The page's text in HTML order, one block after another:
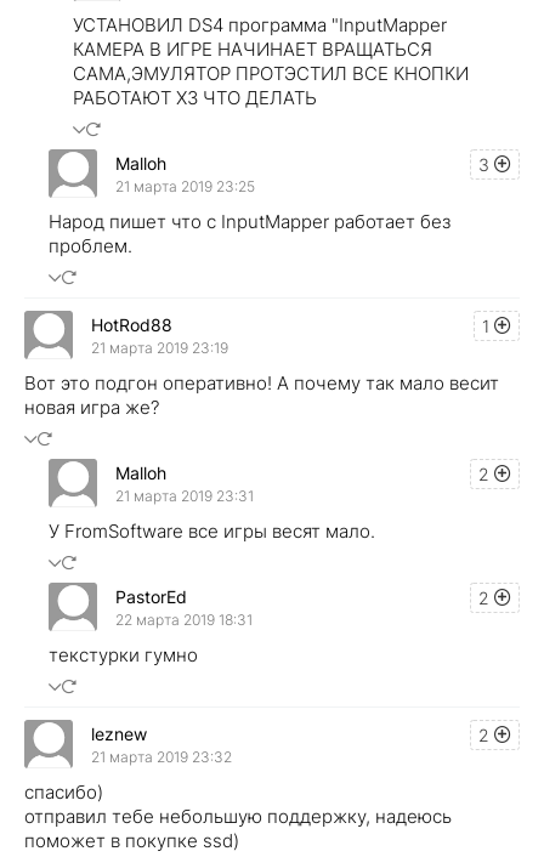
УСТАНОВИЛ DS4 программа "InputMapper
КАМЕРА В ИГРЕ НАЧИНАЕТ ВРАЩАТЬСЯ
САМА,ЭМУЛЯТОР ПРОТЭСТИЛ ВСЕ КНОПКИ
РАБОТАЮТ ХЗ ЧТО ДЕЛАТЬ
3
Malloh
21 марта 2019 23:25
Народ пишет что с InputMapper работает без
проблем.
1
HotRod88
21 марта 2019 23:19
Вот это подгон оперативно! А почему так мало весит
новая игра же?
2
Malloh
21 марта 2019 23:31
У FromSoftware все игры весят мало.
2
PastorEd
22 марта 2019 18:31
текстурки гумно
2
leznew
21 марта 2019 23:32
спасибо)
отправил тебе небольшую поддержку, надеюсь
поможет в покупке ssd)